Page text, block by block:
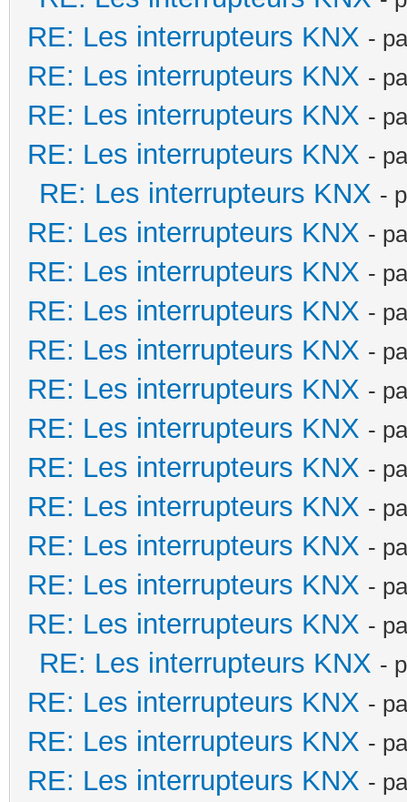
RE: Les interrupteurs KNX -
RE: Les interrupteurs KNX -
RE: Les interrupteurs KNX -
RE: Les interrupteurs KNX -
RE: Les interrupteurs KNX -
RE: Les interrupteurs KNX -
RE: Les interrupteurs KNX -
RE: Les interrupteurs KNX -
RE: Les interrupteurs KNX -
RE: Les interrupteurs KNX -
RE: Les interrupteurs KNX -
RE: Les interrupteurs KNX -
RE: Les interrupteurs KNX -
RE: Les interrupteurs KNX -
RE: Les interrupteurs KNX -
RE: Les interrupteurs KNX -
RE: Les interrupteurs KNX -
RE: Les interrupteurs KNX -
RE: Les interrupteurs KNX -
RE: Les interrupteurs KNX -